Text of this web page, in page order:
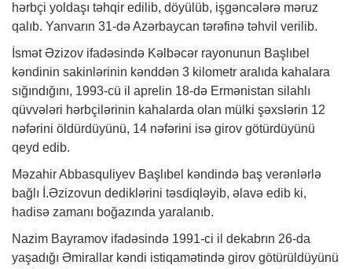
hərbçi yoldaşı təhqir edilib, döyülüb, işgəncələrə məruz
qalıb. Yanvarın 31-də Azərbaycan tərəfinə təhvil verilib.
İsmət Əzizov ifadəsində Kəlbəcər rayonunun Başlıbel
kəndinin sakinlərinin kənddən 3 kilometr aralıda kahalara
sığındığını, 1993-cü il aprelin 18-də Ermənistan silahlı
qüvvələri hərbçilərinin kahalarda olan mülki şəxslərin 12
nəfərini öldürdüyünü, 14 nəfərini isə girov götürdüyünü
qeyd edib.
Məzahir Abbasquliyev Başlıbel kəndində baş verənlərlə
bağlı İ.Əzizovun dediklərini təsdiqləyib, əlavə edib ki,
hadisə zamanı boğazında yaralanıb.
Nazim Bayramov ifadəsində 1991-ci il dekabrın 26-da
yaşadığı Əmirallar kəndi istiqamətində girov götürüldüyünü